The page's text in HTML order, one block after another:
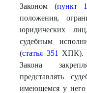
Законом (пункт
положения,
юридических
судебным
(статья 351 ХПК).
Закона
представлять
имеющемся у него